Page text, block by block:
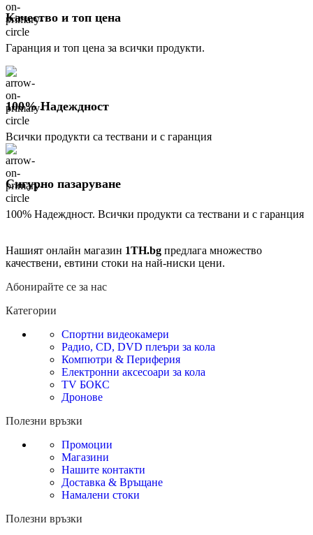
Качество и топ цена
Гаранция и топ цена за всички продукти.
100% Надеждност
Всички продукти са тествани и с гаранция
Сигурно пазаруване
100% Надеждност. Всички продукти са тествани и с гаранция
Нашият онлайн магазин 1TH.bg предлага множество
качествени, евтини стоки на най-ниски цени.
Абонирайте се за нас
Категории
Спортни видеокамери
Радио, CD, DVD плеъри за кола
Компютри & Периферия
Електронни аксесоари за кола
TV БОКС
Дронове
Полезни връзки
Промоции
Магазини
Нашите контакти
Доставка & Връщане
Намалени стоки
Полезни връзки